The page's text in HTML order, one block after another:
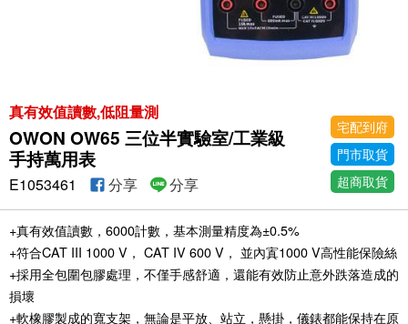
真有效值讀數,低阻量測
OWON OW65 三位半實驗室/工業級
手持萬用表
宅配到府
門市取貨
超商取貨
E1053461 分享 分享
+真有效值讀數，6000計數，基本測量精度為±0.5%
+符合CAT III 1000 V， CAT IV 600 V， 並內寘1000 V高性能保險絲
+採用全包圍包膠處理，不僅手感舒適，還能有效防止意外跌落造成的
損壞
+軟橡膠製成的寬支架，無論是平放、站立，懸掛，儀錶都能保持在原